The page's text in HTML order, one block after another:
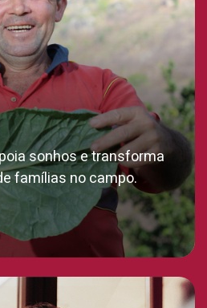
sonhos e transforma
famílias no campo.